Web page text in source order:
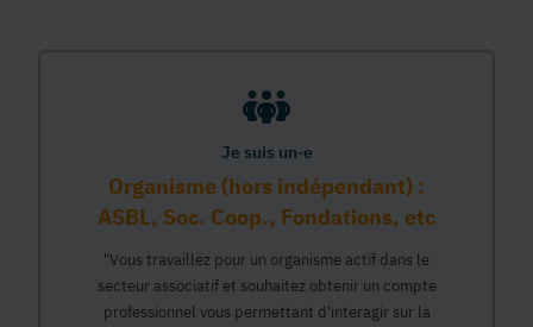
Je suis un·e
Organisme (hors indépendant) :
ASBL, Soc. Coop., Fondations, etc
"Vous travaillez pour un organisme actif dans le
secteur associatif et souhaitez obtenir un compte
professionnel vous permettant d'interagir sur la